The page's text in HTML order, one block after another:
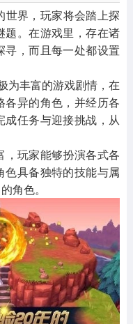
世界，玩家将会踏上探
题。在游戏里，存在诸
寻，而且每一处都设置
为丰富的游戏剧情，在
异的角色，并经历各
任务与迎接挑战，从
，玩家能够扮演各式各
具备独特的技能与属
角色。